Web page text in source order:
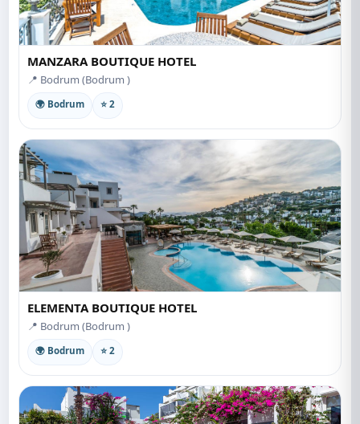
MANZARA BOUTIQUE HOTEL
📍 Bodrum (Bodrum )
🌍 Bodrum ⭐ 2
ELEMENTA BOUTIQUE HOTEL
📍 Bodrum (Bodrum )
🌍 Bodrum ⭐ 2